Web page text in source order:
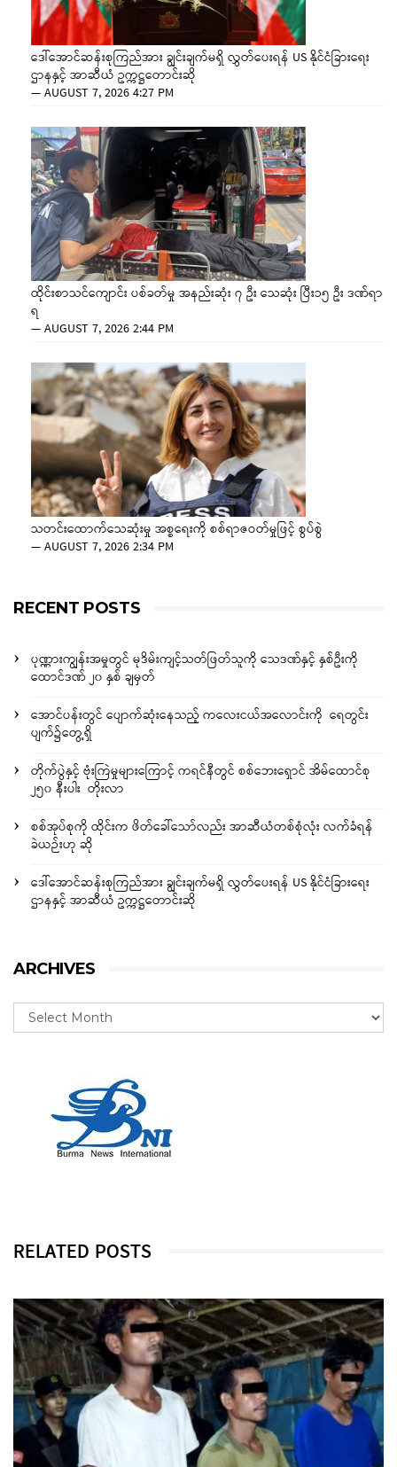
ဒေါ်အောင်ဆန်းစုကြည်အား ချွင်းချက်မရှိ လွှတ်ပေးရန် US နိုင်ငံခြားရေး
ဌာနနှင့် အာဆီယံ ဥက္ကဋ္ဌတောင်းဆို
—AUGUST 7, 2026 4:27 PM
ထိုင်းစာသင်ကျောင်း ပစ်ခတ်မှု အနည်းဆုံး ၇ ဦး သေဆုံး ပြီး၁၅ ဦး ဒဏ်ရာ
ရ
—AUGUST 7, 2026 2:44 PM
သတင်းထောက်သေဆုံးမှု အစ္စရေးကို စစ်ရာဇဝတ်မှုဖြင့် စွပ်စွဲ
—AUGUST 7, 2026 2:34 PM
RECENT POSTS
ပုဏ္ဏားကျွန်းအမှုတွင် မုဒိမ်းကျင့်သတ်ဖြတ်သူကို သေဒဏ်နှင့် နှစ်ဦးကို
ထောင်ဒဏ် ၂၀ နှစ် ချမှတ်
အောင်ပန်းတွင် ပျောက်ဆုံးနေသည့် ကလေးငယ်အလောင်းကို ရေတွင်း
ပျက်၌တွေ့ရှိ
တိုက်ပွဲနှင့် ဗုံးကြဲမှုများကြောင့် ကရင်နီတွင် စစ်ဘေးရှောင် အိမ်ထောင်စု
၂၅၀ နီးပါး တိုးလာ
စစ်အုပ်စုကို ထိုင်းက ဖိတ်ခေါ်သော်လည်း အာဆီယံတစ်စုံလုံး လက်ခံရန်
ခဲယဉ်းဟု ဆို
ဒေါ်အောင်ဆန်းစုကြည်အား ချွင်းချက်မရှိ လွှတ်ပေးရန် US နိုင်ငံခြားရေး
ဌာနနှင့် အာဆီယံ ဥက္ကဋ္ဌတောင်းဆို
ARCHIVES
RELATED POSTS